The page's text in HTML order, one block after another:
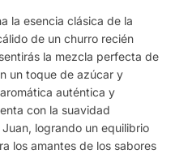
la esencia clásica de la
de un churro recién
la mezcla perfecta de
un toque de azúcar y
auténtica y
con la suavidad
logrando un equilibrio
los amantes de los sabores